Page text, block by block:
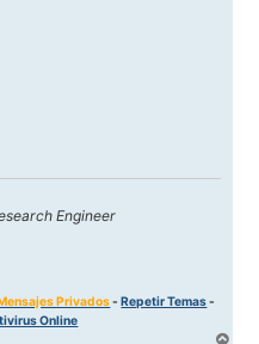
Engineer
Privados-Repetir Temas-
Online